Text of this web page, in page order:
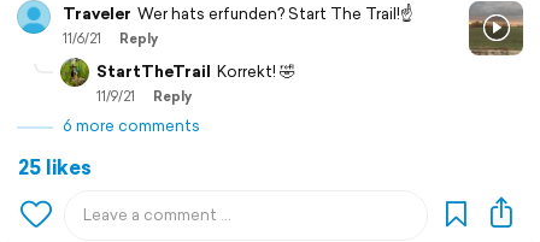
Traveler Wer hats erfunden? Start The Trail!☝
11/6/21 Reply
StartTheTrail Korrekt! 🤣
11/9/21 Reply
6 more comments
25 likes